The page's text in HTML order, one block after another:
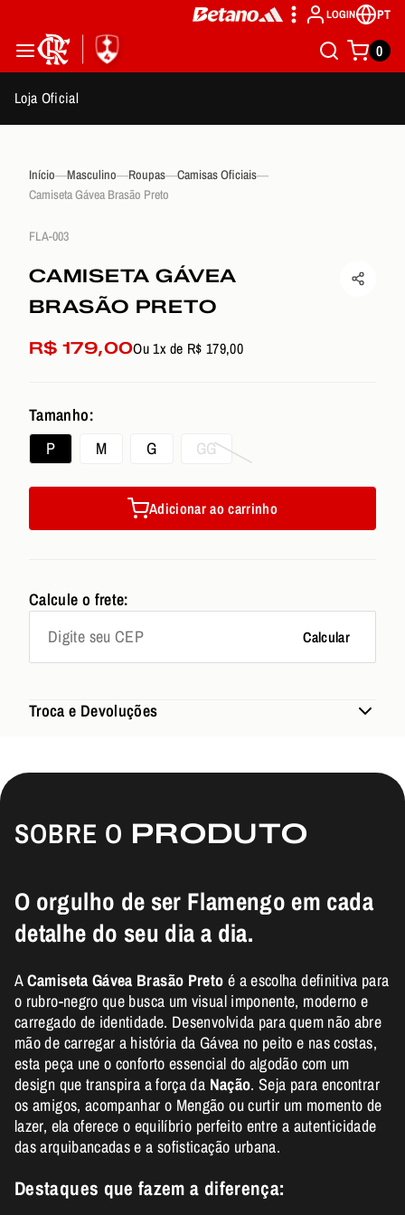
LOGIN PT
0
Loja Oficial
Início Masculino Roupas
Camisas Oficiais
Camiseta Gávea Brasão Preto
FLA-003
CAMISETA GÁVEA
BRASÃO PRETO
R$ 179,00Ou 1x de R$ 179,00
Tamanho:
P
M G GG
Adicionar ao carrinho
Calcule o frete:
Calcular
Troca e Devoluções
SOBRE O PRODUTO
O orgulho de ser Flamengo em cada
detalhe do seu dia a dia.
ACamiseta Gávea Brasão Preto é a escolha definitiva para
o rubro-negro que busca um visual imponente, moderno e
carregado de identidade. Desenvolvida para quem não abre
mão de carregar a história da Gávea no peito e nas costas,
esta peça une o conforto essencial do algodão com um
design que transpira a força da Nação. Seja para encontrar
os amigos, acompanhar o Mengão ou curtir um momento de
lazer, ela oferece o equilíbrio perfeito entre a autenticidade
das arquibancadas e a sofisticação urbana.
Destaques que fazem a diferença: